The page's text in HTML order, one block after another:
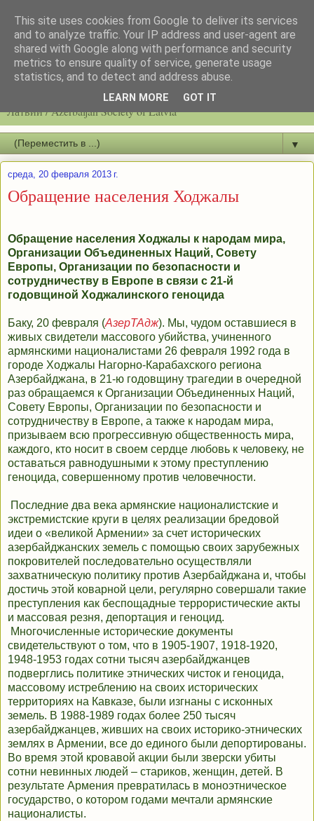
Latvijas azerbaidžāņu biedrību / Общество азербайджанцев
Латвии / Azerbaijan Society of Latvia
▼
среда, 20 февраля 2013 г.
Обращение населения Ходжалы
Обращение населения Ходжалы к народам мира,
Организации Объединенных Наций, Совету
Европы, Организации по безопасности и
сотрудничеству в Европе в связи с 21-й
годовщиной Ходжалинского геноцида
Баку, 20 февраля (АзерТАдж). Мы, чудом оставшиеся в
живых свидетели массового убийства, учиненного
армянскими националистами 26 февраля 1992 года в
городе Ходжалы Нагорно-Карабахского региона
Азербайджана, в 21-ю годовщину трагедии в очередной
раз обращаемся к Организации Объединенных Наций,
Совету Европы, Организации по безопасности и
сотрудничеству в Европе, а также к народам мира,
призываем всю прогрессивную общественность мира,
каждого, кто носит в своем сердце любовь к человеку, не
оставаться равнодушными к этому преступлению
геноцида, совершенному против человечности.
Последние два века армянские националистские и
экстремистские круги в целях реализации бредовой
идеи о «великой Армении» за счет исторических
азербайджанских земель с помощью своих зарубежных
покровителей последовательно осуществляли
захватническую политику против Азербайджана и, чтобы
достичь этой коварной цели, регулярно совершали такие
преступления как беспощадные террористические акты
и массовая резня, депортация и геноцид.
Многочисленные исторические документы
свидетельствуют о том, что в 1905-1907, 1918-1920,
1948-1953 годах сотни тысяч азербайджанцев
подверглись политике этнических чисток и геноцида,
массовому истреблению на своих исторических
территориях на Кавказе, были изгнаны с исконных
земель. В 1988-1989 годах более 250 тысяч
азербайджанцев, живших на своих историко-этнических
землях в Армении, все до единого были депортированы.
Во время этой кровавой акции были зверски убиты
сотни невинных людей – стариков, женщин, детей. В
результате Армения превратилась в моноэтническое
государство, о котором годами мечтали армянские
националисты.
This site uses cookies from Google to deliver its services
and to analyze traffic. Your IP address and user-agent are
shared with Google along with performance and security
metrics to ensure quality of service, generate usage
statistics, and to detect and address abuse.
LEARN MORE GOT IT